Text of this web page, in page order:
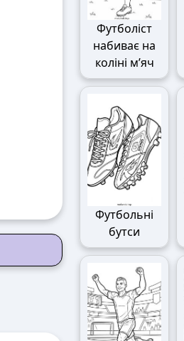
Футболіст
набиває на
коліні м’яч
Футбольні
бутси